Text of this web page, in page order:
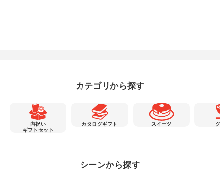
カテゴリから探す
内祝い
ギフトセット
カタログギフト スイーツ
シーンから探す